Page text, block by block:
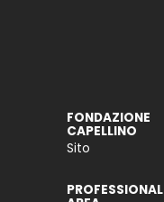
FONDAZIONE
CAPELLINO
Sito
PROFESSIONAL